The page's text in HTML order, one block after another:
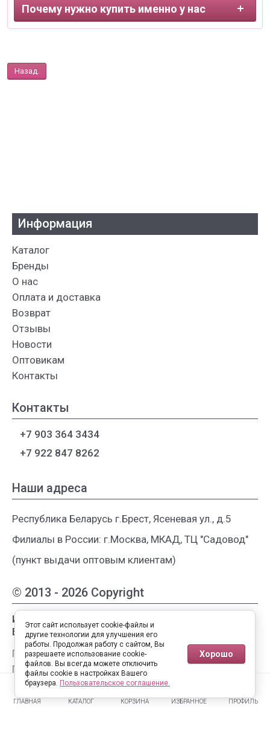
Почему нужно купить именно у нас
Назад.
© 2013 - 2026 Copyright
Интернет-магазин женской одежды из
Белоруссии
Публичная оферта
Пользовательское соглашение
Политика конфиденциальности
Информация
Каталог
Бренды
О нас
Оплата и доставка
Возврат
Отзывы
Новости
Оптовикам
Контакты
Контакты
+7 903 364 3434
+7 922 847 8262
Наши адреса
Республика Беларусь г.Брест, Ясеневая ул., д.5
Филиалы в России: г.Москва, МКАД, ТЦ "Садовод"
(пункт выдачи оптовым клиентам)
Этот сайт использует cookie-файлы и
другие технологии для улучшения его
работы. Продолжая работу с сайтом, Вы
разрешаете использование cookie-
файлов. Вы всегда можете отключить
файлы cookie в настройках Вашего
браузера. Пользовательское соглашение.
Хорошо
ГЛАВНАЯ КАТАЛОГ
0
КОРЗИНА ИЗБРАННОЕ ПРОФИЛЬ